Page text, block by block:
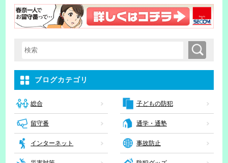
検索キーワード入力 検索
ブログカテゴリ
総合 子どもの防犯
留守番 通学・通塾
インターネット 事故防止